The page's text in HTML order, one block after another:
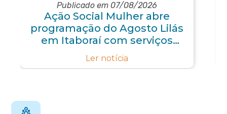
Publicado em 07/08/2026
Ação Social Mulher abre
programação do Agosto Lilás
em Itaboraí com serviços
gratuitos e orientações
Ler notícia